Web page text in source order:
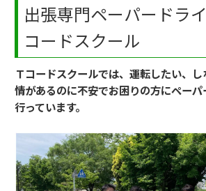
出張専門ペーパードラ
コードスクール
Ｔコードスクールでは、運転したい、
情があるのに不安でお困りの方にペー
行っています。